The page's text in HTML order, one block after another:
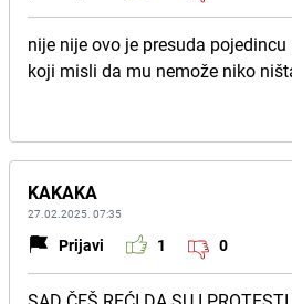
nije nije ovo je presuda
koji misli da mu nemože niko
KAKAKA
27.02.2025. 07:35
Prijavi 1 0